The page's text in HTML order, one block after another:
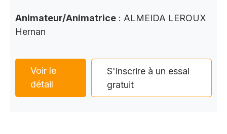
Animateur/Animatrice : ALMEIDA LEROUX
Hernan
Voir le
détail
S'inscrire à un essai
gratuit